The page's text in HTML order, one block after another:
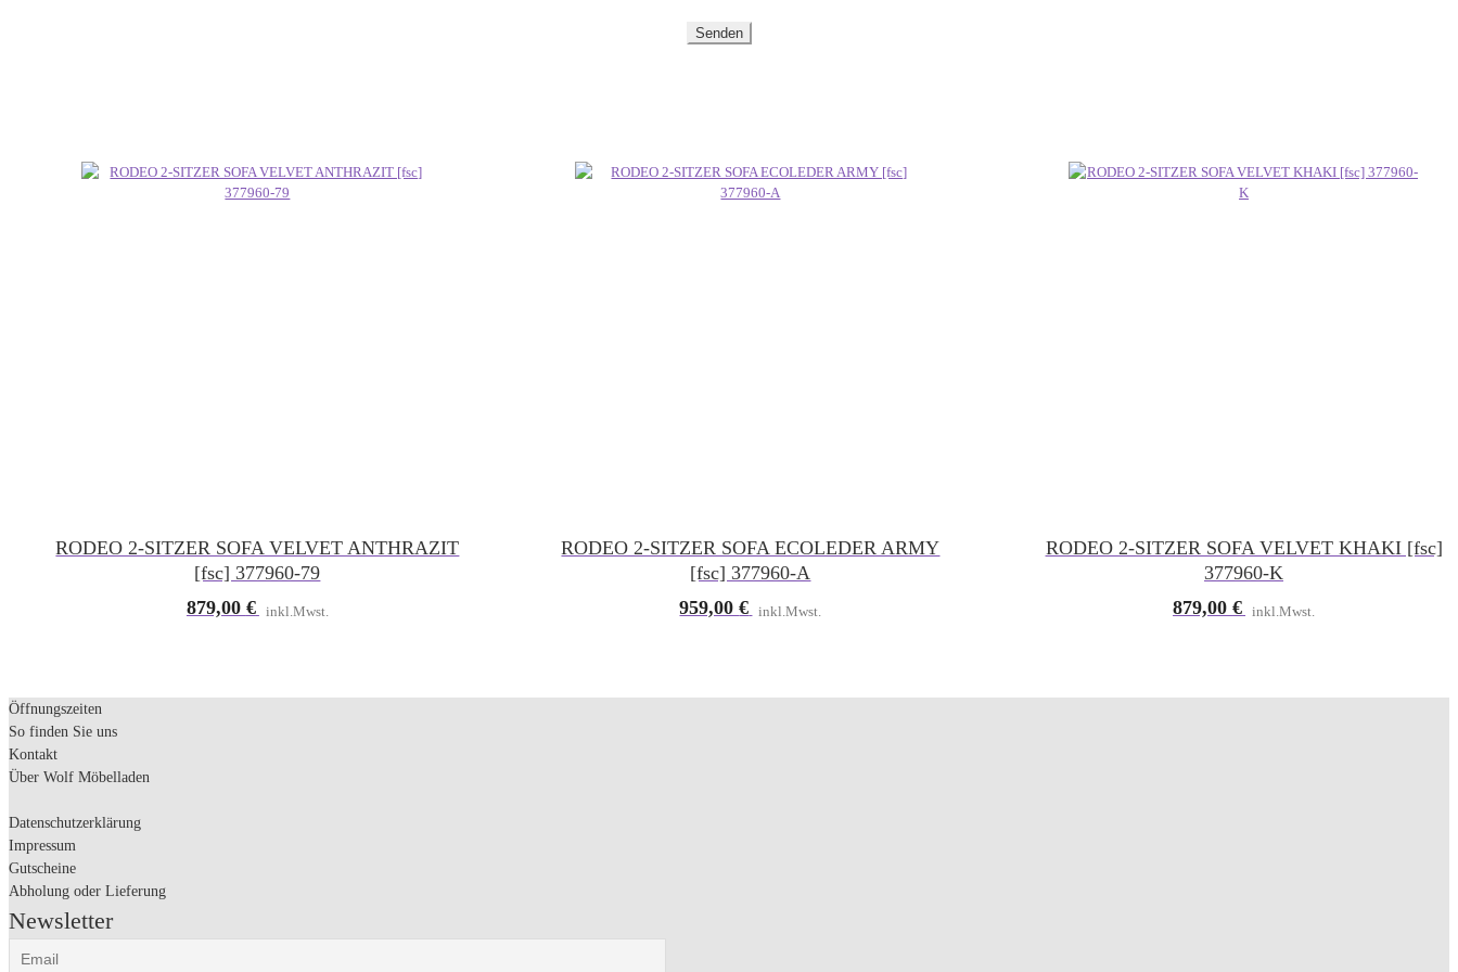
RODEO 2-SITZER SOFA VELVET ANTHRAZIT
[fsc] 377960-79
879,00 € inkl.Mwst.
RODEO 2-SITZER SOFA ECOLEDER ARMY
[fsc] 377960-A
959,00€ inkl.Mwst.
RODEO 2-SITZER SOFA VELVET KHAKI [fsc]
377960-K
879,00€ inkl.Mwst.
Öffnungszeiten
So finden Sie uns
Kontakt
Über Wolf Möbelladen
Datenschutzerklärung
Impressum
Gutscheine
Abholung oder Lieferung
Newsletter